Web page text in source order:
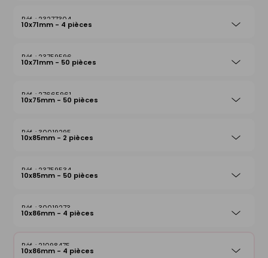
23277304
10x71mm - 4 pièces
23759596
10x71mm - 50 pièces
27665961
10x75mm - 50 pièces
30019295
10x85mm - 2 pièces
23759534
10x85mm - 50 pièces
30019273
10x86mm - 4 pièces
21098475
10x86mm - 4 pièces